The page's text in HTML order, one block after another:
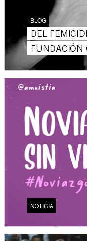
BLOG
DEL
FUNDACIÓN
NOTICIA